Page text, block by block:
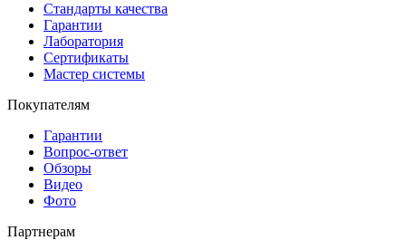
Стандарты качества
Гарантии
Лаборатория
Сертификаты
Мастер системы
Покупателям
Гарантии
Вопрос-ответ
Обзоры
Видео
Фото
Партнерам